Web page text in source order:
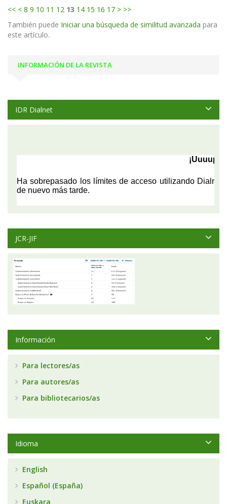
<< < 8 9 10 11 12 13 14 15 16 17 > >>
También puede Iniciar una búsqueda de similitud avanzada para
este artículo.
INFORMACIÓN DE LA REVISTA
IDR Dialnet
JCR-JIF
Información
Para lectores/as
Para autores/as
Para bibliotecarios/as
Idioma
English
Español (España)
Euskara